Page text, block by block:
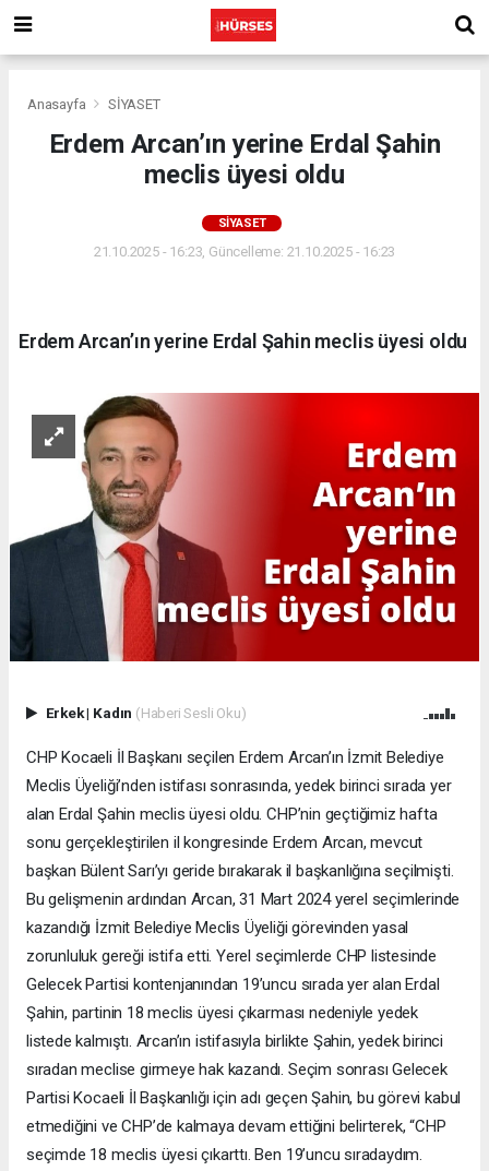
Anasayfa SİYASET
Erdem Arcan’ın yerine Erdal Şahin
meclis üyesi oldu
SİYASET
21.10.2025 - 16:23, Güncelleme: 21.10.2025 - 16:23
Erdem Arcan’ın yerine Erdal Şahin meclis üyesi oldu
Erkek| Kadın (Haberi Sesli Oku)
CHP Kocaeli İl Başkanı seçilen Erdem Arcan’ın İzmit Belediye
Meclis Üyeliği’nden istifası sonrasında, yedek birinci sırada yer
alan Erdal Şahin meclis üyesi oldu. CHP’nin geçtiğimiz hafta
sonu gerçekleştirilen il kongresinde Erdem Arcan, mevcut
başkan Bülent Sarı’yı geride bırakarak il başkanlığına seçilmişti.
Bu gelişmenin ardından Arcan, 31 Mart 2024 yerel seçimlerinde
kazandığı İzmit Belediye Meclis Üyeliği görevinden yasal
zorunluluk gereği istifa etti. Yerel seçimlerde CHP listesinde
Gelecek Partisi kontenjanından 19’uncu sırada yer alan Erdal
Şahin, partinin 18 meclis üyesi çıkarması nedeniyle yedek
listede kalmıştı. Arcan’ın istifasıyla birlikte Şahin, yedek birinci
sıradan meclise girmeye hak kazandı. Seçim sonrası Gelecek
Partisi Kocaeli İl Başkanlığı için adı geçen Şahin, bu görevi kabul
etmediğini ve CHP’de kalmaya devam ettiğini belirterek, “CHP
seçimde 18 meclis üyesi çıkarttı. Ben 19’uncu sıradaydım.